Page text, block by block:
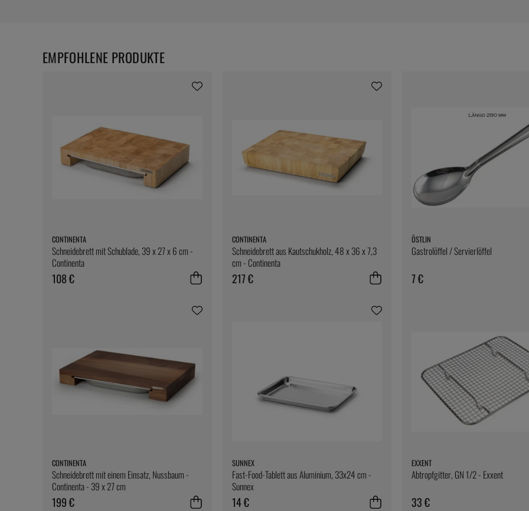
CONTINENTA
Schneidebrett mit Schublade, 39 x 27 x 6 cm -
Continenta
108 €
CONTINENTA
Schneidebrett aus Kautschukholz, 48 x 36 x 7,3
cm - Continenta
217 €
ÖSTLIN
Gastrolöffel / Servierlöffel
7 €
CONTINENTA
Schneidebrett mit einem Einsatz, Nussbaum -
Continenta - 39 x 27 cm
199 €
SUNNEX
Fast-Food-Tablett aus Aluminium, 33x24 cm -
Sunnex
14 €
EXXENT
Abtropfgitter, GN 1/2 - Exxent
33 €
EMPFOHLENE PRODUKTE